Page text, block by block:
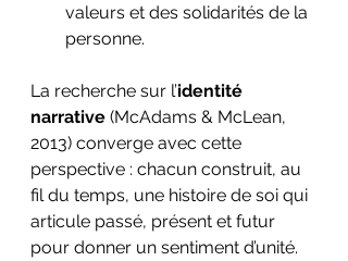
valeurs et des solidarités de la
personne.
La recherche sur l’identité
narrative (McAdams & McLean,
2013) converge avec cette
perspective : chacun construit, au
fil du temps, une histoire de soi qui
articule passé, présent et futur
pour donner un sentiment d’unité.